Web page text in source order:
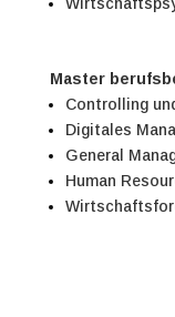
Master
Controlling
Digitales
General
Human